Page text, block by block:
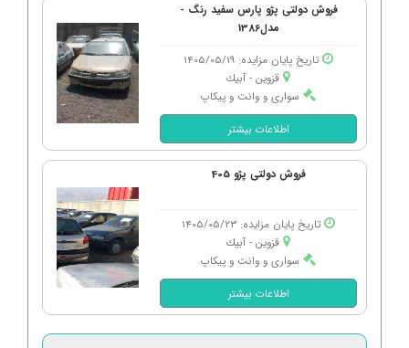
فروش دولتی پژو پارس سفید رنگ -
مدل1386
تاریخ پایان مزایده: 1405/05/19
قزوین - آبیك
سواری و وانت و پیکاپ
اطلاعات بیشتر
فروش دولتی پژو 405
تاریخ پایان مزایده: 1405/05/23
قزوین - آبیك
سواری و وانت و پیکاپ
اطلاعات بیشتر